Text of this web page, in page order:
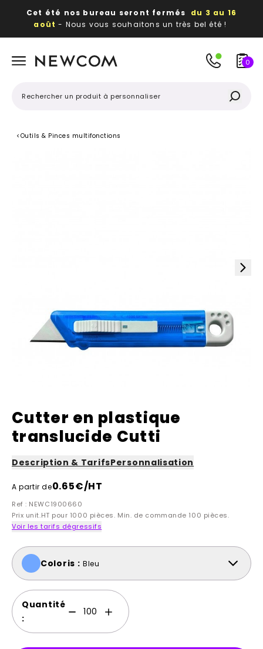
Cet été nos bureau seront fermés du 3 au 16
août - Nous vous souhaitons un très bel été !
publicitaires
0
< Outils & Pinces multifonctions
Cutter en plastique
translucide Cutti
Description & TarifsPersonnalisation
A partir de0.65€/HT
Ref : NEWC1900660
Prix unit.HT pour 1000 pièces. Min. de commande 100 pièces.
Voir les tarifs dégressifs
Coloris : Bleu
Quantité
: